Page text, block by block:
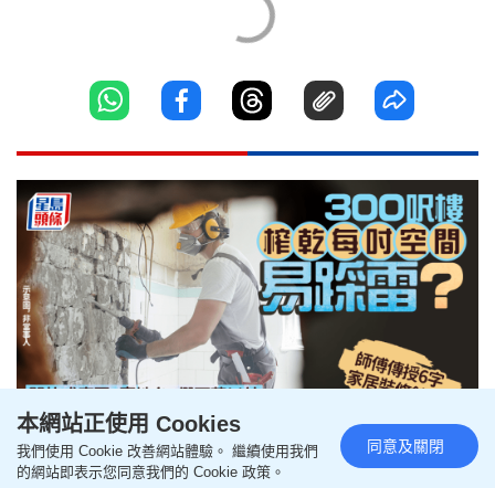
細單位榨乾每吋空間易踩雷？ 暗
本網站正使用 Cookies
我們使用 Cookie 改善網站體驗。 繼續使用我們
的網站即表示您同意我們的 Cookie 政策。
同意及關閉